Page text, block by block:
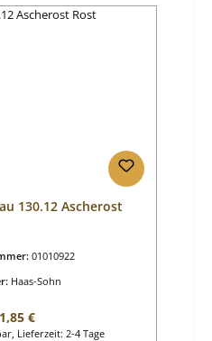
130.12 Ascherost
01010922
Haas-Sohn
Preis:
€
Lieferzeit: 2-4 Tage